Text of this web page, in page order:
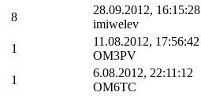
8
28.09.2012, 16:15:28
imiwelev
1
11.08.2012, 17:56:42
OM3PV
1
6.08.2012, 22:11:12
OM6TC